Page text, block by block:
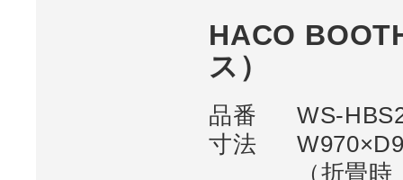
HACO
ス）
品番
WS-
寸法
（折畳時